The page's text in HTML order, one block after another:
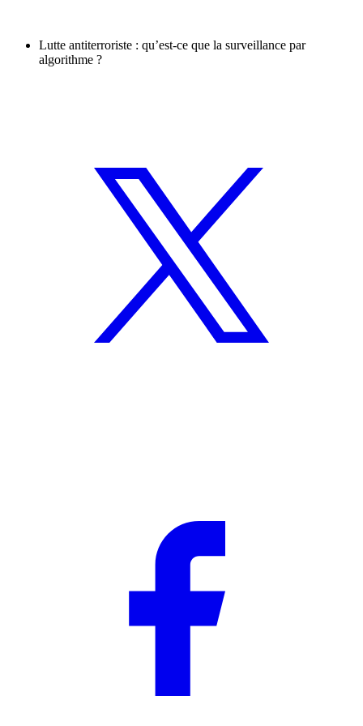
Lutte antiterroriste : qu’est-ce que la surveillance par
algorithme ?